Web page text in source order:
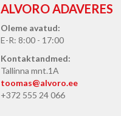
ALVORO ADAVERES
Oleme avatud:
E-R: 8:00 - 17:00
Kontaktandmed:
Tallinna mnt.1A
toomas@alvoro.ee
+372 555 24 066